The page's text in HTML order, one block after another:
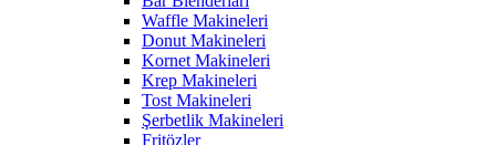
Waffle Makineleri
Donut Makineleri
Kornet Makineleri
Krep Makineleri
Tost Makineleri
Şerbetlik Makineleri
Fritözler